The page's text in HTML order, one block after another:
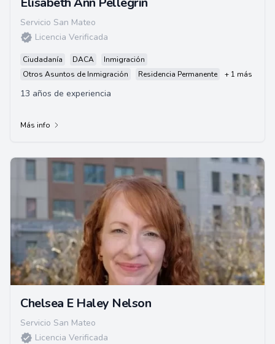
Servicio San Mateo
Licencia Verificada
Ciudadanía DACA
Inmigración
Otros Asuntos de Inmigración
Residencia Permanente + 1 más
13 años de experiencia
Más info
Chelsea E Haley Nelson
Servicio San Mateo
Licencia Verificada